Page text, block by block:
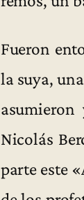
Fueron
la suya,
Nicolás
parte este